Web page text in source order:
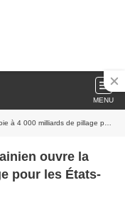
MENU
de pillage pour les États-Unis
ouvre la
pour les États-